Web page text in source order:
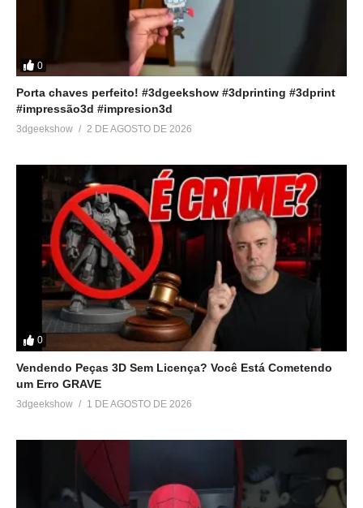
0
Porta chaves perfeito! #3dgeekshow #3dprinting #3dprint
#impressão3d #impresion3d
3dgeekshow 2 DE AGOSTO DE 2026
0
Vendendo Peças 3D Sem Licença? Você Está Cometendo
um Erro GRAVE
3dgeekshow 1 DE AGOSTO DE 2026